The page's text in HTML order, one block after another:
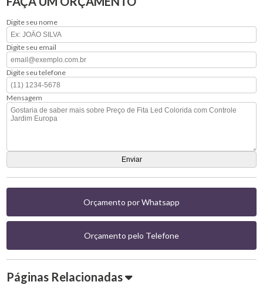
Digite seu nome
Digite seu email
Digite seu telefone
Mensagem
Orçamento por Whatsapp
Orçamento pelo Telefone
Páginas Relacionadas